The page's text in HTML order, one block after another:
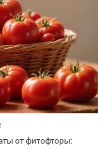
от фитофторы: